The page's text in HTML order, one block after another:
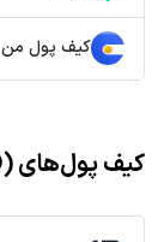
کیف پول من
کیف پول‌های Troll (OLD)